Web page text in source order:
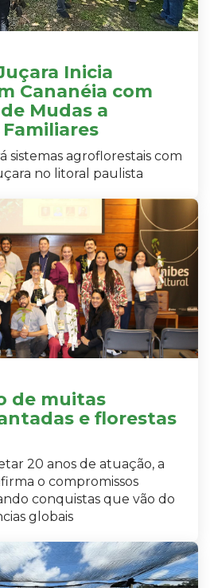
Inicia
Cananéia com
Mudas a
sistemas agroflorestais com
no litoral paulista
de muitas
e florestas
20 anos de atuação, a
o compromissos
conquistas que vão do
globais